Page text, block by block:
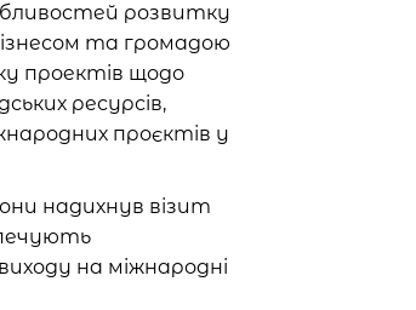
розвитку
та громадою
проектів щодо
ресурсів,
проєктів у
надихнув візит
на міжнародні